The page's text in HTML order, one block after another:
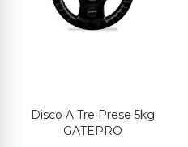
Disco A Tre Prese 5kg
GATEPRO